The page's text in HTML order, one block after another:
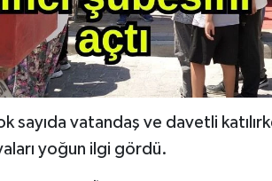
sayıda vatandaş ve davetli
yoğun ilgi gördü.